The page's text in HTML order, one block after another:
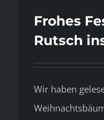
Frohes
Rutsch
Wir haben